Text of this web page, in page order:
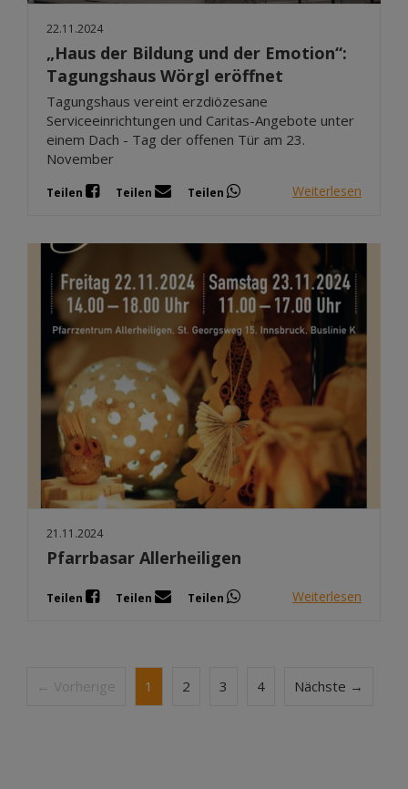
22.11.2024
„Haus der Bildung und der Emotion“:
Tagungshaus Wörgl eröffnet
Tagungshaus vereint erzdiözesane
Serviceeinrichtungen und Caritas-Angebote unter
einem Dach - Tag der offenen Tür am 23.
November
Teilen Teilen Teilen Weiterlesen
21.11.2024
Pfarrbasar Allerheiligen
Teilen Teilen Teilen Weiterlesen
← Vorherige 1 2 3 4 Nächste →